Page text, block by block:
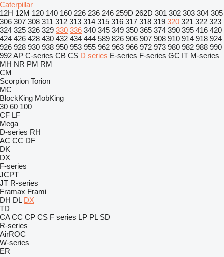
Caterpillar
12H 12M 120 140 160 226 236 246 259D 262D 301 302 303 304 305
306 307 308 311 312 313 314 315 316 317 318 319 320 321 322 323
324 325 326 329 330 336 340 345 349 350 365 374 390 395 416 420
424 426 428 430 432 434 444 589 826 906 907 908 910 914 918 924
926 928 930 938 950 953 955 962 963 966 972 973 980 982 988 990
992AP C-series CB CS D series E-series F-series GC IT M-series
MH NR PM RM
CM
Scorpion Torion
MC
BlockKing MobKing
30 60 100
CF LF
Mega
D-series RH
AC CC DF
DK
DX
F-series
JCPT
JT R-series
Framax Frami
DH DL DX
TD
CA CC CP CS F series LP PL SD
R-series
AirROC
W-series
ER